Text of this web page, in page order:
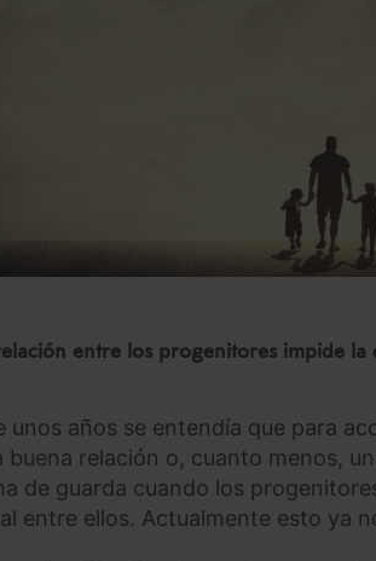
entre los progenitores impide la
unos años se entendía que para
buena relación o, cuanto menos,
de guarda cuando los
entre ellos. Actualmente esto ya